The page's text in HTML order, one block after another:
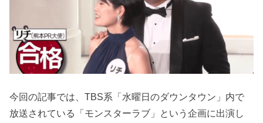
今回の記事では、TBS系「水曜日のダウンタウン」内で
放送されている「モンスターラブ」という企画に出演し